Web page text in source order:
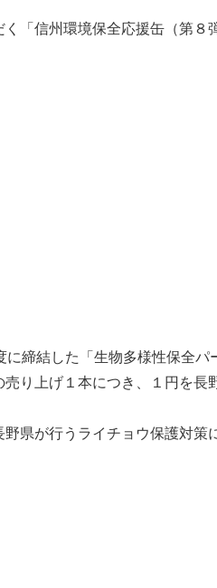
「信州環境保全応援缶（第８
締結した「生物多様性保全パ
り上げ１本につき、１円を長
県が行うライチョウ保護対策